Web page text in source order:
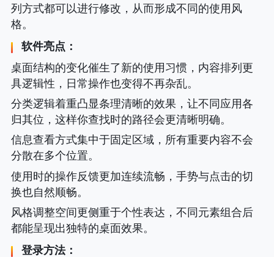
列方式都可以进行修改，从而形成不同的使用风
格。
软件亮点：
桌面结构的变化催生了新的使用习惯，内容排列更
具逻辑性，日常操作也变得不再杂乱。
分类逻辑着重凸显条理清晰的效果，让不同应用各
归其位，这样你查找时的路径会更清晰明确。
信息查看方式集中于固定区域，所有重要内容不会
分散在多个位置。
使用时的操作反馈更加连续流畅，手势与点击的切
换也自然顺畅。
风格调整空间更侧重于个性表达，不同元素组合后
都能呈现出独特的桌面效果。
登录方法：